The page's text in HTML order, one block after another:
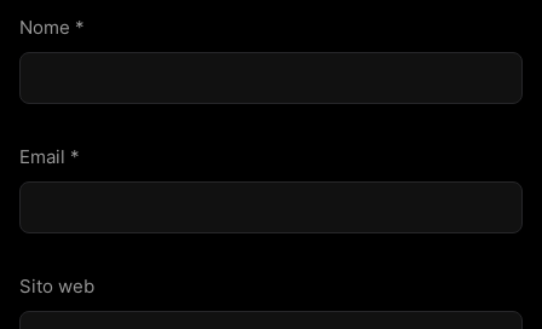
Nome *
Email *
Sito web